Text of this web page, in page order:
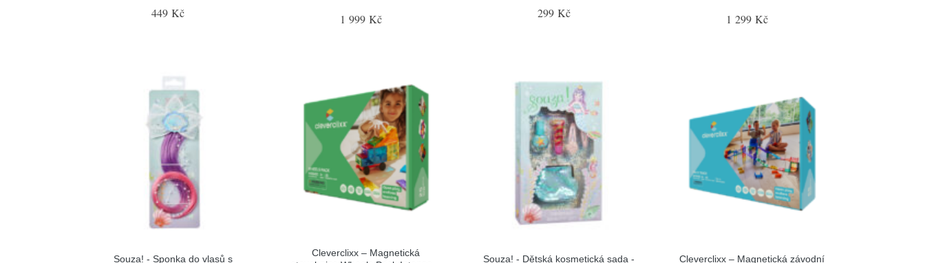
449 Kč 1 999 Kč 299 Kč 1 299 Kč
Souza! - Sponka do vlasů s
Cleverclixx – Magnetická
Souza! - Dětská kosmetická sada -
Cleverclixx – Magnetická závodní